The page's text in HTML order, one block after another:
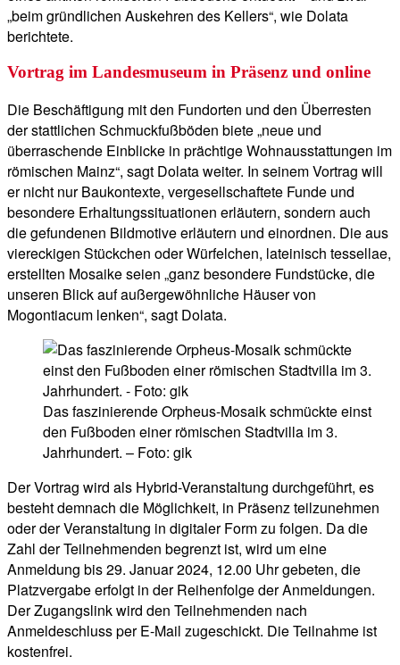
„beim gründlichen Auskehren des Kellers“, wie Dolata
berichtete.
Vortrag im Landesmuseum in Präsenz und online
Die Beschäftigung mit den Fundorten und den Überresten
der stattlichen Schmuckfußböden biete „neue und
überraschende Einblicke in prächtige Wohnausstattungen im
römischen Mainz“, sagt Dolata weiter. In seinem Vortrag will
er nicht nur Baukontexte, vergesellschaftete Funde und
besondere Erhaltungssituationen erläutern, sondern auch
die gefundenen Bildmotive erläutern und einordnen. Die aus
viereckigen Stückchen oder Würfelchen, lateinisch tessellae,
erstellten Mosaike seien „ganz besondere Fundstücke, die
unseren Blick auf außergewöhnliche Häuser von
Mogontiacum lenken“, sagt Dolata.
Das faszinierende Orpheus-Mosaik schmückte einst
den Fußboden einer römischen Stadtvilla im 3.
Jahrhundert. – Foto: gik
Der Vortrag wird als Hybrid-Veranstaltung durchgeführt, es
besteht demnach die Möglichkeit, in Präsenz teilzunehmen
oder der Veranstaltung in digitaler Form zu folgen. Da die
Zahl der Teilnehmenden begrenzt ist, wird um eine
Anmeldung bis 29. Januar 2024, 12.00 Uhr gebeten, die
Platzvergabe erfolgt in der Reihenfolge der Anmeldungen.
Der Zugangslink wird den Teilnehmenden nach
Anmeldeschluss per E-Mail zugeschickt. Die Teilnahme ist
kostenfrei.